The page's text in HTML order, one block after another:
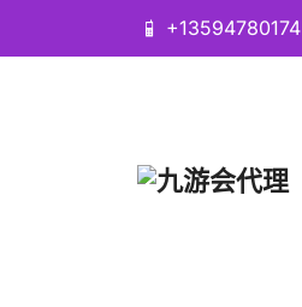
+13594780174